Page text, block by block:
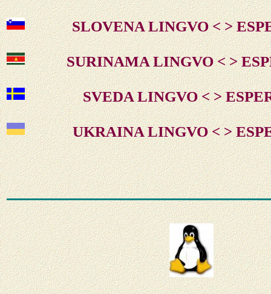
SLOVENA LINGVO < >
SURINAMA LINGVO < >
SVEDA LINGVO < >
UKRAINA LINGVO < >